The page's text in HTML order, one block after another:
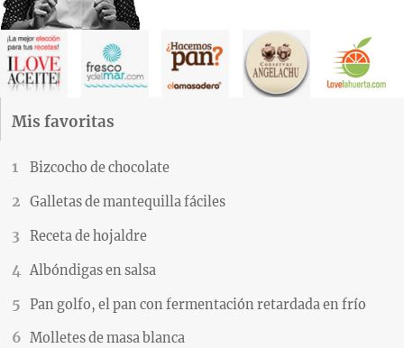
Mis favoritas
Bizcocho de chocolate
Galletas de mantequilla fáciles
Receta de hojaldre
Albóndigas en salsa
Pan golfo, el pan con fermentación retardada en frío
Molletes de masa blanca